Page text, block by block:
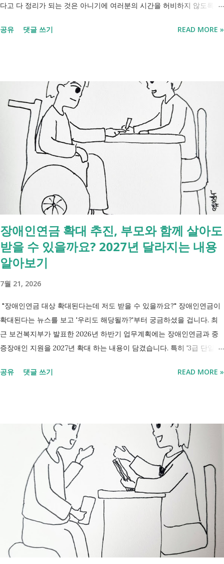
다고 다 정리가 되는 것은 아니기에 여러분의 시간을 허비하지 않도록 정
처리까지 이 흐름만 따라가시면 됩니다. 장례 후 행정 절차 타임라인 장
모든 절차를 대신 처리해주지는 않습니다. 행정복지센터에서는 - 금융재
산, 부동산, 세금, 연금 등 '조회' 신청할 수 있습니다. 나머지는 직접 해야
합니다. - 상속포기 또는 한정승인 법원 - 상속세, 취득세 신고 세무서, 시
군구청 - 예금 인출, 보험금 청구 은행, 보험사 사망신고 당일에 끝낼 수
있는 건 '신청까지', 처리는 2주 후 부터입니다. [조회되는 것 vs 안되는
것] 구분 조회 가능 조회 불가 금융 은행, 보험, 증권 사금융, 개인 간 거래
세금 국세, 지방세 - 자산 부동산, 자동차 해외 자산, 현금 기타 연금 사업
상 채무, 구독 [함께보면 좋은 링크] - 부모님 사망 후 ...
공유 댓글 쓰기 READ MORE »
장애인연금 확대 추진, 부모와 함께 살아도
받을 수 있을까요? 2027년 달라지는 내용
알아보기
7월 21, 2026
"장애인연금 대상 확대된다는데 저도 받을 수 있을까요?" 장애인연금이
확대된다는 뉴스를 보고 '우리도 해당될까?'부터 궁금하셨을 겁니다. 최
근 보건복지부가 발표한 2026년 하반기 업무계획에는 장애인연금과 중
증장애인 지원을 2027년 확대 하는 내용이 담겼습니다. 특히 '3급 단일장
포함되면서 많은 분들이 관심을 갖고 있습니다. 이번 글에서는 장애인과
일 발표된 보건복지부 업무계획에 담긴 내용은 무엇인가요? 2027년 보건
복지부의 업무계획에 담긴 장애인관련은 어떤 내용이 있는지 살펴보겠습
니다. 정부 업무계획 내용 추진 시기 3급 단일장애까지 장애인연금 지급
2027년 중증장애인 생계급여 부양의무자 기준 폐지 2027년 하반기 활동
지원서비스 65세 이후 선택권 보장 2027년 7월 최중증 발달장애인 24시
간 긴급돌봄 확대 확대 추진 장애인 공공일자리 지속 확대 계속 추진 ※
업무계획에 담긴 내용으로, 법 개정과 예산 반영 등을 거쳐 시행될 예정
입니다. 부모와 함께 살아도 장애인연금을 받을 수 있을까요? 이번 보건
복지부 업무계획이 발표된 뒤 많은 분들이 질문하셨습니다. "부모와 같이
살면 장애인연금을 받을 수 없나요?" "혼자 살아야만 받을 수 있는 건가
공유 댓글 쓰기 READ MORE »